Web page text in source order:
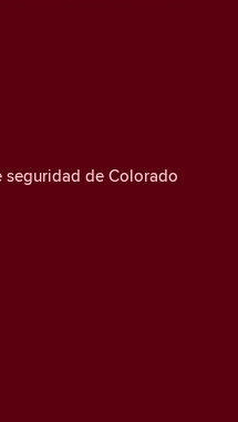
seguridad de Colorado